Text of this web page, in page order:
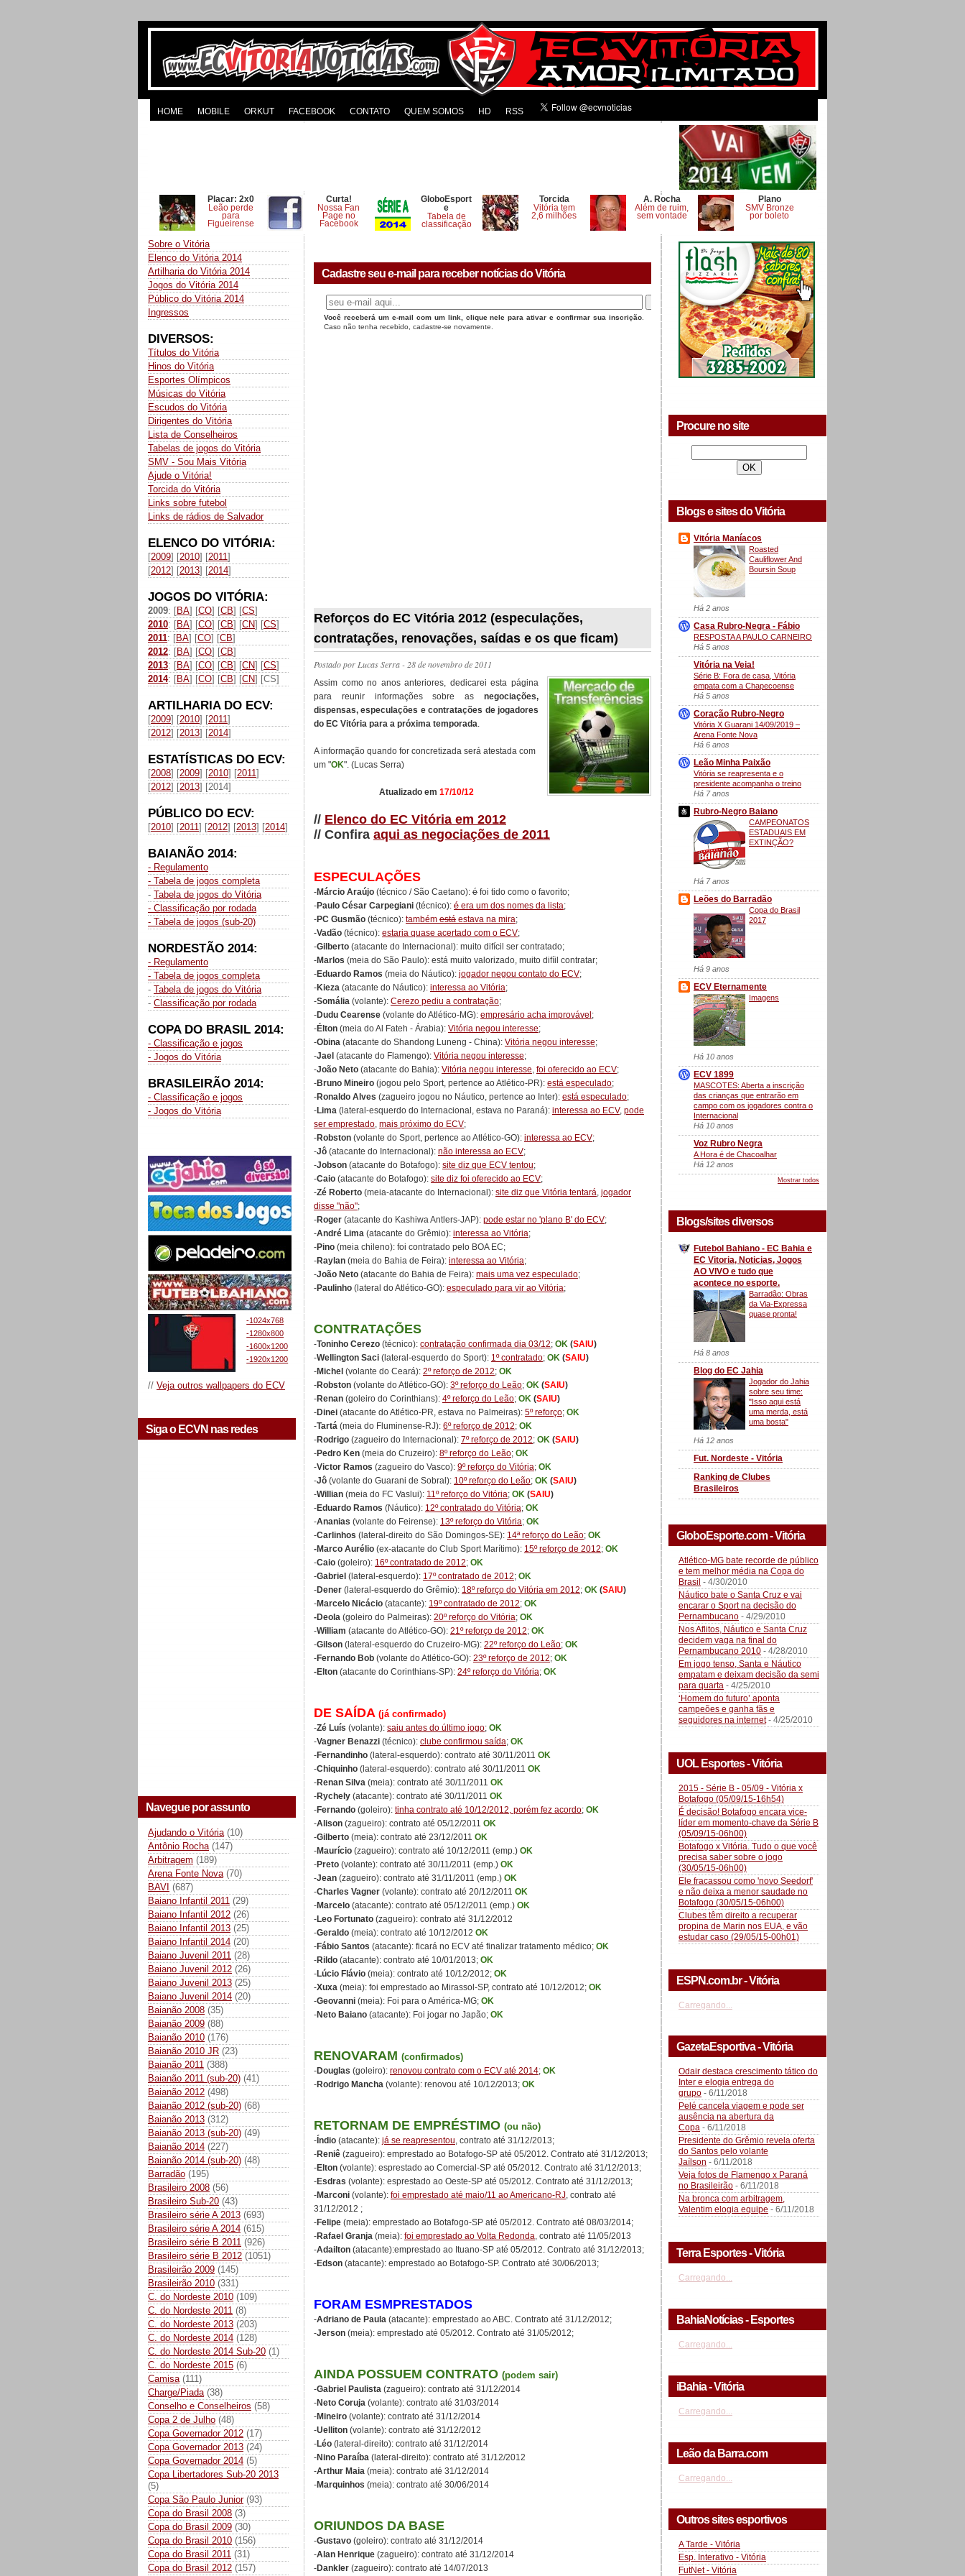
HOME MOBILE ORKUT FACEBOOK CONTATO QUEM SOMOS HD RSS
Placar: 2x0
Leão perde
para
Figueirense
Curta!
Nossa Fan
Page no
Facebook
GloboEsport
e
Tabela de
classificação
Torcida
Vitória tem
2,6 milhões
A. Rocha
Além de ruim,
sem vontade
Plano
SMV Bronze
por boleto
Sobre o Vitória
Elenco do Vitória 2014
Artilharia do Vitória 2014
Jogos do Vitória 2014
Público do Vitória 2014
Ingressos
DIVERSOS:
Títulos do Vitória
Hinos do Vitória
Esportes Olímpicos
Músicas do Vitória
Escudos do Vitória
Dirigentes do Vitória
Lista de Conselheiros
Tabelas de jogos do Vitória
SMV - Sou Mais Vitória
Ajude o Vitória!
Torcida do Vitória
Links sobre futebol
Links de rádios de Salvador
ELENCO DO VITÓRIA:
[2009] [2010] [2011]
[2012] [2013] [2014]
JOGOS DO VITÓRIA:
2009: [BA] [CO] [CB] [CS]
2010: [BA] [CO] [CB] [CN] [CS]
2011: [BA] [CO] [CB]
2012: [BA] [CO] [CB]
2013: [BA] [CO] [CB] [CN] [CS]
2014: [BA] [CO] [CB] [CN] [CS]
ARTILHARIA DO ECV:
[2009] [2010] [2011]
[2012] [2013] [2014]
ESTATÍSTICAS DO ECV:
[2008] [2009] [2010] [2011]
[2012] [2013] [2014]
PÚBLICO DO ECV:
[2010] [2011] [2012] [2013] [2014]
BAIANÃO 2014:
- Regulamento
- Tabela de jogos completa
- Tabela de jogos do Vitória
- Classificação por rodada
- Tabela de jogos (sub-20)
NORDESTÃO 2014:
- Regulamento
- Tabela de jogos completa
- Tabela de jogos do Vitória
- Classificação por rodada
COPA DO BRASIL 2014:
- Classificação e jogos
- Jogos do Vitória
BRASILEIRÃO 2014:
- Classificação e jogos
- Jogos do Vitória
-1024x768
-1280x800
-1600x1200
-1920x1200
// Veja outros wallpapers do ECV
Siga o ECVN nas redes
Navegue por assunto
Ajudando o Vitória (10)
Antônio Rocha (147)
Arbitragem (189)
Arena Fonte Nova (70)
BAVI (687)
Baiano Infantil 2011 (29)
Baiano Infantil 2012 (26)
Baiano Infantil 2013 (25)
Baiano Infantil 2014 (20)
Baiano Juvenil 2011 (28)
Baiano Juvenil 2012 (26)
Baiano Juvenil 2013 (25)
Baiano Juvenil 2014 (20)
Baianão 2008 (35)
Baianão 2009 (88)
Baianão 2010 (176)
Baianão 2010 JR (23)
Baianão 2011 (388)
Baianão 2011 (sub-20) (41)
Baianão 2012 (498)
Baianão 2012 (sub-20) (68)
Baianão 2013 (312)
Baianão 2013 (sub-20) (49)
Baianão 2014 (227)
Baianão 2014 (sub-20) (48)
Barradão (195)
Brasileiro 2008 (56)
Brasileiro Sub-20 (43)
Brasileiro série A 2013 (693)
Brasileiro série A 2014 (615)
Brasileiro série B 2011 (926)
Brasileiro série B 2012 (1051)
Brasileirão 2009 (145)
Brasileirão 2010 (331)
C. do Nordeste 2010 (109)
C. do Nordeste 2011 (8)
C. do Nordeste 2013 (203)
C. do Nordeste 2014 (128)
C. do Nordeste 2014 Sub-20 (1)
C. do Nordeste 2015 (6)
Camisa (111)
Charge/Piada (38)
Conselho e Conselheiros (58)
Copa 2 de Julho (48)
Copa Governador 2012 (17)
Copa Governador 2013 (24)
Copa Governador 2014 (5)
Copa Libertadores Sub-20 2013
(5)
Copa São Paulo Junior (93)
Copa do Brasil 2008 (3)
Copa do Brasil 2009 (30)
Copa do Brasil 2010 (156)
Copa do Brasil 2011 (31)
Copa do Brasil 2012 (157)
Cadastre seu e-mail para receber notícias do Vitória
Você receberá um e-mail com um link, clique nele para ativar e confirmar sua inscrição
Caso não tenha recebido, cadastre-se novamente.
Reforços do EC Vitória 2012 (especulações,
contratações, renovações, saídas e os que ficam)
Postado porLucas Serra- 28 de novembro de 2011
Assim como no anos anteriores, dedicarei esta página
para reunir informações sobre as negociações,
dispensas, especulações e contratações de jogadores
do EC Vitória para a próxima temporada.
A informação quando for concretizada será atestada com
um "OK". (Lucas Serra)
Atualizado em 17/10/12
// Elenco do EC Vitória em 2012
// Confira aqui as negociações de 2011
ESPECULAÇÕES
-Márcio Araújo (técnico / São Caetano): é foi tido como o favorito;
-Paulo César Carpegiani (técnico): é era um dos nomes da lista;
-PC Gusmão (técnico): também está estava na mira;
-Vadão (técnico): estaria quase acertado com o ECV;
-Gilberto (atacante do Internacional): muito difícil ser contratado;
-Marlos (meia do São Paulo): está muito valorizado, muito difíil contratar;
-Eduardo Ramos (meia do Náutico): jogador negou contato do ECV;
-Kieza (atacante do Náutico): interessa ao Vitória;
-Somália (volante): Cerezo pediu a contratação;
-Dudu Cearense (volante do Atlético-MG): empresário acha improvável ;
-Élton (meia do Al Fateh - Árabia): Vitória negou interesse;
-Obina (atacante do Shandong Luneng - China): Vitória negou interesse;
-Jael (atacante do Flamengo): Vitória negou interesse;
-João Neto (atacante do Bahia): Vitória negou interesse, foi oferecido ao ECV;
-Bruno Mineiro (jogou pelo Sport, pertence ao Atlético-PR): está especulado;
-Ronaldo Alves (zagueiro jogou no Náutico, pertence ao Inter): está especulado;
-Lima (lateral-esquerdo do Internacional, estava no Paraná): interessa ao ECV, pode
ser emprestado, mais próximo do ECV;
-Robston (volante do Sport, pertence ao Atlético-GO): interessa ao ECV;
-Jô (atacante do Internacional): não interessa ao ECV;
-Jobson (atacante do Botafogo): site diz que ECV tentou;
-Caio (atacante do Botafogo): site diz foi oferecido ao ECV;
-Zé Roberto (meia-atacante do Internacional): site diz que Vitória tentará, jogador
disse "não";
-Roger (atacante do Kashiwa Antlers-JAP): pode estar no 'plano B' do ECV;
-André Lima (atacante do Grêmio): interessa ao Vitória;
-Pino (meia chileno): foi contratado pelo BOA EC;
-Raylan (meia do Bahia de Feira): interessa ao Vitória;
-João Neto (atacante do Bahia de Feira): mais uma vez especulado;
-Paulinho (lateral do Atlético-GO): especulado para vir ao Vitória;
CONTRATAÇÕES
-Toninho Cerezo (técnico): contratação confirmada dia 03/12; OK (SAIU)
-Wellington Saci (lateral-esquerdo do Sport): 1º contratado; OK (SAIU)
-Michel (volante do Ceará): 2º reforço de 2012; OK
-Robston (volante do Atlético-GO): 3º reforço do Leão; OK (SAIU)
-Renan (goleiro do Corinthians): 4º reforço do Leão; OK (SAIU)
-Dinei (atacante do Atlético-PR, estava no Palmeiras): 5º reforço; OK
-Tartá (meia do Fluminense-RJ): 6º reforço de 2012; OK
-Rodrigo (zagueiro do Internacional): 7º reforço de 2012; OK (SAIU)
-Pedro Ken (meia do Cruzeiro): 8º reforço do Leão; OK
-Victor Ramos (zagueiro do Vasco): 9º reforço do Vitória; OK
-Jô (volante do Guarani de Sobral): 10º reforço do Leão; OK (SAIU)
-Willian (meia do FC Vaslui): 11º reforço do Vitória; OK (SAIU)
-Eduardo Ramos (Náutico): 12º contratado do Vitória; OK
-Ananias (volante do Feirense): 13º reforço do Vitória; OK
-Carlinhos (lateral-direito do São Domingos-SE): 14ª reforço do Leão; OK
-Marco Aurélio (ex-atacante do Club Sport Marítimo): 15º reforço de 2012; OK
-Caio (goleiro): 16º contratado de 2012; OK
-Gabriel (lateral-esquerdo): 17º contratado de 2012; OK
-Dener (lateral-esquerdo do Grêmio): 18º reforço do Vitória em 2012; OK (SAIU)
-Marcelo Nicácio (atacante): 19º contratado de 2012; OK
-Deola (goleiro do Palmeiras): 20º reforço do Vitória; OK
-William (atacante do Atlético-GO): 21º reforço de 2012; OK
-Gilson (lateral-esquerdo do Cruzeiro-MG): 22º reforço do Leão; OK
-Fernando Bob (volante do Atlético-GO): 23º reforço de 2012; OK
-Elton (atacante do Corinthians-SP): 24º reforço do Vitória; OK
DE SAÍDA (já confirmado)
-Zé Luís (volante): saiu antes do último jogo; OK
-Vagner Benazzi (técnico): clube confirmou saída; OK
-Fernandinho (lateral-esquerdo): contrato até 30/11/2011 OK
-Chiquinho (lateral-esquerdo): contrato até 30/11/2011 OK
-Renan Silva (meia): contrato até 30/11/2011 OK
-Rychely (atacante): contrato até 30/11/2011 OK
-Fernando (goleiro): tinha contrato até 10/12/2012, porém fez acordo; OK
-Alison (zagueiro): contrato até 05/12/2011 OK
-Gilberto (meia): contrato até 23/12/2011 OK
-Maurício (zagueiro): contrato até 10/12/2011 (emp.) OK
-Preto (volante): contrato até 30/11/2011 (emp.) OK
-Jean (zagueiro): contrato até 31/11/2011 (emp.) OK
-Charles Vagner (volante): contrato até 20/12/2011 OK
-Marcelo (atacante): contrato até 05/12/2011 (emp.) OK
-Leo Fortunato (zagueiro): contrato até 31/12/2012
-Geraldo (meia): contrato até 10/12/2012 OK
-Fábio Santos (atacante): ficará no ECV até finalizar tratamento médico; OK
-Rildo (atacante): contrato até 10/01/2013; OK
-Lúcio Flávio (meia): contrato até 10/12/2012; OK
-Xuxa (meia): foi emprestado ao Mirassol-SP, contrato até 10/12/2012; OK
-Geovanni (meia): Foi para o América-MG; OK
-Neto Baiano (atacante): Foi jogar no Japão; OK
RENOVARAM (confirmados)
-Douglas (goleiro): renovou contrato com o ECV até 2014; OK
-Rodrigo Mancha (volante): renovou até 10/12/2013; OK
RETORNAM DE EMPRÉSTIMO (ou não)
- Índio (atacante): já se reapresentou, contrato até 31/12/2013;
-Reniê (zagueiro): emprestado ao Botafogo-SP até 05/2012. Contrato até 31/12/2013;
-Elton (volante): esprestado ao Comercial-SP até 05/2012. Contrato até 31/12/2013;
-Esdras (volante): esprestado ao Oeste-SP até 05/2012. Contrato até 31/12/2013;
-Marconi (volante): foi emprestado até maio/11 ao Americano-RJ, contrato até
31/12/2012 ;
-Felipe (meia): emprestado ao Botafogo-SP até 05/2012. Contrato até 08/03/2014;
-Rafael Granja (meia): foi emprestado ao Volta Redonda, contrato até 11/05/2013
-Adailton (atacante):emprestado ao Ituano-SP até 05/2012. Contrato até 31/12/2013;
-Edson (atacante): emprestado ao Botafogo-SP. Contrato até 30/06/2013;
FORAM ESMPRESTADOS
-Adriano de Paula (atacante): emprestado ao ABC. Contrato até 31/12/2012;
-Jerson (meia): emprestado até 05/2012. Contrato até 31/05/2012;
AINDA POSSUEM CONTRATO (podem sair)
-Gabriel Paulista (zagueiro): contrato até 31/12/2014
-Neto Coruja (volante): contrato até 31/03/2014
-Mineiro (volante): contrato até 31/12/2014
-Uelliton (volante): contrato até 31/12/2012
-Léo (lateral-direito): contrato até 31/12/2014
-Nino Paraíba (lateral-direito): contrato até 31/12/2012
-Arthur Maia (meia): contrato até 31/12/2014
-Marquinhos (meia): contrato até 30/06/2014
ORIUNDOS DA BASE
-Gustavo (goleiro): contrato até 31/12/2014
-Alan Henrique (zagueiro): contrato até 31/12/2014
-Dankler (zagueiro): contrato até 14/07/2013
Procure no site
Blogs e sites do Vitória
Vitória Maníacos
Roasted
Cauliflower And
Boursin Soup
Há 2 anos
Casa Rubro-Negra - Fábio
RESPOSTA A PAULO CARNEIRO
Há 5 anos
Vitória na Veia!
Série B: Fora de casa, Vitória
empata com a Chapecoense
Há 5 anos
Coração Rubro-Negro
Vitória X Guarani 14/09/2019 –
Arena Fonte Nova
Há 6 anos
Leão Minha Paixão
Vitória se reapresenta e o
presidente acompanha o treino
Há 7 anos
Rubro-Negro Baiano
CAMPEONATOS
ESTADUAIS EM
EXTINÇÃO?
Há 7 anos
Leões do Barradão
Copa do Brasil
2017
Há 9 anos
ECV Eternamente
Imagens
Há 10 anos
ECV 1899
MASCOTES: Aberta a inscrição
das crianças que entrarão em
campo com os jogadores contra o
Internacional
Há 10 anos
Voz Rubro Negra
A Hora é de Chacoalhar
Há 12 anos
Mostrar todos
Blogs/sites diversos
Futebol Bahiano - EC Bahia e
EC Vitoria, Noticias, Jogos
AO VIVO e tudo que
acontece no esporte.
Barradão: Obras
da Via-Expressa
quase pronta!
Há 8 anos
Blog do EC Jahia
Jogador do Jahia
sobre seu time:
"Isso aqui está
uma merda, está
uma bosta"
Há 12 anos
Fut. Nordeste - Vitória
Ranking de Clubes
Brasileiros
GloboEsporte.com - Vitória
Atlético-MG bate recorde de público
e tem melhor média na Copa do
Brasil - 4/30/2010
Náutico bate o Santa Cruz e vai
encarar o Sport na decisão do
Pernambucano - 4/29/2010
Nos Aflitos, Náutico e Santa Cruz
decidem vaga na final do
Pernambucano 2010 - 4/28/2010
Em jogo tenso, Santa e Náutico
empatam e deixam decisão da semi
para quarta - 4/25/2010
‘Homem do futuro’ aponta
campeões e ganha fãs e
seguidores na internet- 4/25/2010
UOL Esportes - Vitória
2015 - Série B - 05/09 - Vitória x
Botafogo (05/09/15-16h54)
É decisão! Botafogo encara vice-
líder em momento-chave da Série B
(05/09/15-06h00)
Botafogo x Vitória. Tudo o que você
precisa saber sobre o jogo
(30/05/15-06h00)
Ele fracassou como 'novo Seedorf'
e não deixa a menor saudade no
Botafogo (30/05/15-06h00)
Clubes têm direito a recuperar
propina de Marin nos EUA, e vão
estudar caso (29/05/15-00h01)
ESPN.com.br - Vitória
Carregando...
GazetaEsportiva - Vitória
Odair destaca crescimento tático do
Inter e elogia entrega do
grupo - 6/11/2018
Pelé cancela viagem e pode ser
ausência na abertura da
Copa - 6/11/2018
Presidente do Grêmio revela oferta
do Santos pelo volante
Jaílson - 6/11/2018
Veja fotos de Flamengo x Paraná
no Brasileirão - 6/11/2018
Na bronca com arbitragem,
Valentim elogia equipe - 6/11/2018
Terra Esportes - Vitória
Carregando...
BahiaNotícias - Esportes
Carregando...
iBahia - Vitória
Carregando...
Leão da Barra.com
Carregando...
Outros sites esportivos
A Tarde - Vitória
Esp. Interativo - Vitória
FutNet - Vitória